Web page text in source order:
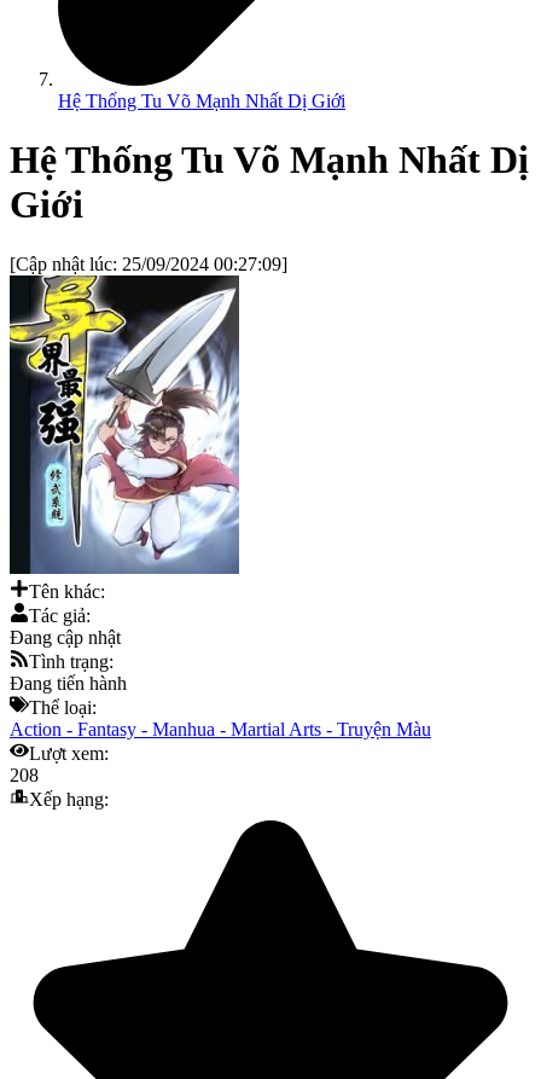
Hệ Thống Tu Võ Mạnh Nhất Dị Giới
Hệ Thống Tu Võ Mạnh Nhất Dị
Giới
[Cập nhật lúc: 25/09/2024 00:27:09]
Tên khác:
Tác giả:
Đang cập nhật
Tình trạng:
Đang tiến hành
Thể loại:
Action - Fantasy - Manhua - Martial Arts - Truyện Màu
Lượt xem:
208
Xếp hạng: